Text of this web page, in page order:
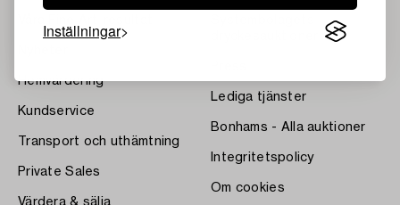
Inställningar
Hemvärdering
Kundservice
Transport och uthämtning
Private Sales
Värdera & sälja
Lediga tjänster
Bonhams - Alla auktioner
Integritetspolicy
Om cookies